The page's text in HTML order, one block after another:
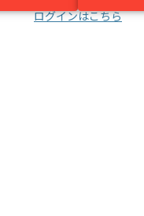
ログインはこちら